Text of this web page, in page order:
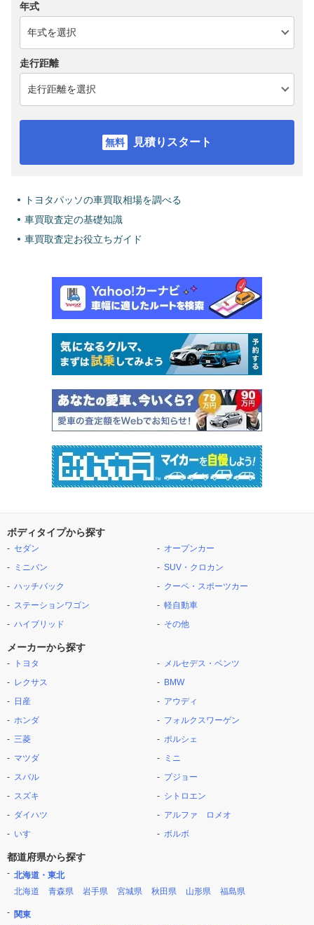
年式
走行距離
見積りスタート
トヨタパッソの車買取相場を調べる
車買取査定の基礎知識
車買取査定お役立ちガイド
ボディタイプから探す
セダン
ミニバン
ハッチバック
ステーションワゴン
ハイブリッド
オープンカー
SUV・クロカン
クーペ・スポーツカー
軽自動車
その他
メーカーから探す
トヨタ
レクサス
日産
ホンダ
三菱
マツダ
スバル
スズキ
ダイハツ
いすゞ
メルセデス・ベンツ
BMW
アウディ
フォルクスワーゲン
ポルシェ
ミニ
プジョー
シトロエン
アルファ ロメオ
ボルボ
都道府県から探す
北海道・東北
北海道
青森県 岩手県 宮城県 秋田県 山形県 福島県
関東